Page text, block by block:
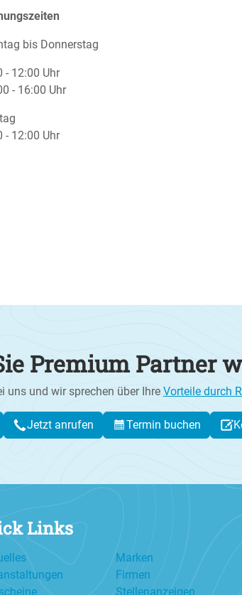
bis Donnerstag
- 12:00 Uhr
- 16:00 Uhr
- 12:00 Uhr
Premium Partner
uns und wir sprechen über Ihre Vorteile durch
Jetzt anrufen Termin buchen
Links
Marken
Firmen
Stellenanzeigen